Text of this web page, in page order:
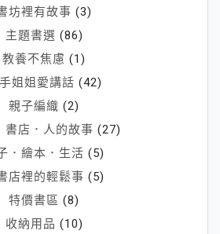
坊裡有故事 (3)
主題書選 (86)
教養不焦慮 (1)
姐姐愛講話 (42)
親子編織 (2)
書店．人的故事 (27)
．繪本．生活 (5)
店裡的輕鬆事 (5)
特價書區 (8)
收納用品 (10)